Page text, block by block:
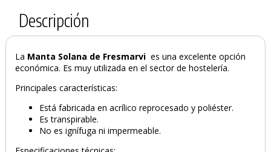
Descripción
La Manta Solana de Fresmarvi es una excelente opción
económica. Es muy utilizada en el sector de hostelería.
Principales características:
Está fabricada en acrílico reprocesado y poliéster.
Es transpirable.
No es ignífuga ni impermeable.